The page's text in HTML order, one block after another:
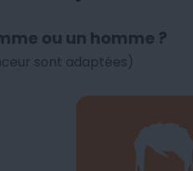
ou un homme ?
sont adaptées)